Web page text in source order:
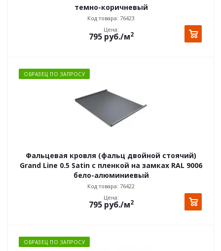
темно-коричневый
Код товара: 76423
Цена:
795руб./м2
ОБРАЗЕЦ ПО ЗАПРОСУ
Фальцевая кровля (фальц двойной стоячий)
Grand Line 0.5 Satin с пленкой на замках RAL 9006
бело-алюминиевый
Код товара: 76422
Цена:
795руб./м2
ОБРАЗЕЦ ПО ЗАПРОСУ